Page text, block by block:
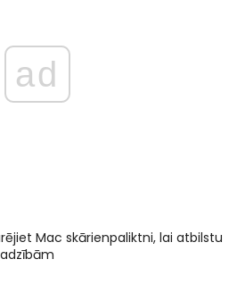
ad
Mac skārienpaliktni, lai atbilstu